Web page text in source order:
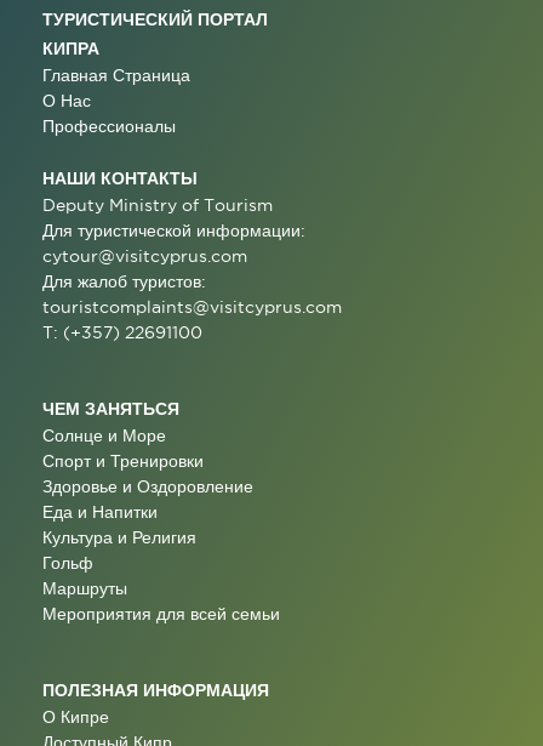
ТУРИСТИЧЕСКИЙ ПОРТАЛ
КИПРА
Главная Страница
О Нас
Профессионалы
НАШИ КОНТАКТЫ
Deputy Ministry of Tourism
Для туристической информации:
cytour@visitcyprus.com
Для жалоб туристов:
touristcomplaints@visitcyprus.com
T: (+357) 22691100
ЧЕМ ЗАНЯТЬСЯ
Солнце и Море
Спорт и Тренировки
Здоровье и Оздоровление
Еда и Напитки
Культура и Религия
Гольф
Маршруты
Мероприятия для всей семьи
ПОЛЕЗНАЯ ИНФОРМАЦИЯ
О Кипре